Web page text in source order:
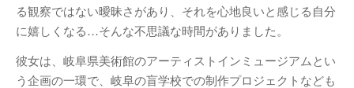
コメントのRSS
WordPress.org
る観察ではない曖昧さがあり、それを心地良いと感じる自分
に嬉しくなる…そんな不思議な時間がありました。
彼女は、岐阜県美術館のアーティストインミュージアムとい
う企画の一環で、岐阜の盲学校での制作プロジェクトなども